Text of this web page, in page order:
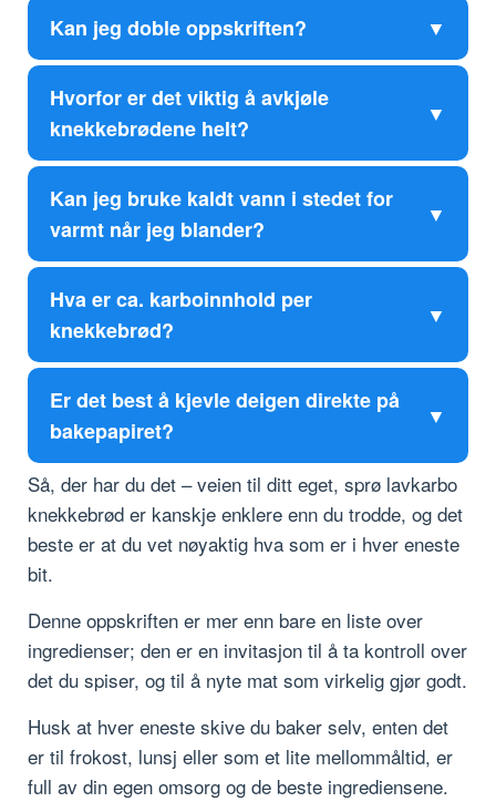
Kan jeg doble oppskriften?
Hvorfor er det viktig å avkjøle
knekkebrødene helt?
Kan jeg bruke kaldt vann i stedet for
varmt når jeg blander?
Hva er ca. karboinnhold per
knekkebrød?
Er det best å kjevle deigen direkte på
bakepapiret?
Så, der har du det – veien til ditt eget, sprø lavkarbo
knekkebrød er kanskje enklere enn du trodde, og det
beste er at du vet nøyaktig hva som er i hver eneste
bit.
Denne oppskriften er mer enn bare en liste over
ingredienser; den er en invitasjon til å ta kontroll over
det du spiser, og til å nyte mat som virkelig gjør godt.
Husk at hver eneste skive du baker selv, enten det
er til frokost, lunsj eller som et lite mellommåltid, er
full av din egen omsorg og de beste ingrediensene.